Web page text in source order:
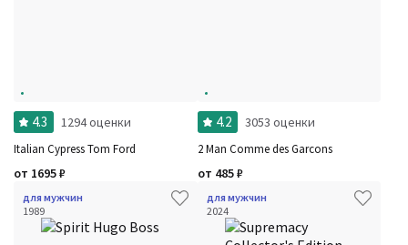
4.3 1294 оценки
Italian Cypress Tom Ford
от 1695₽
4.2 3053 оценки
2 Man Comme des Garcons
от 485₽
для мужчин
1989
для мужчин
2024